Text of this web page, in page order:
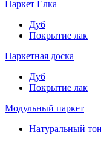
Паркет Ёлка
Дуб
Покрытие лак
Паркетная доска
Дуб
Покрытие лак
Модульный паркет
Натуральный тон